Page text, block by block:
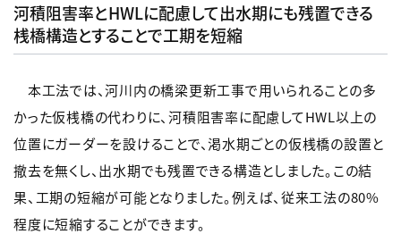
河積阻害率とHWLに配慮して出水期にも残置できる
桟橋構造とすることで工期を短縮
本工法では、河川内の橋梁更新工事で用いられることの多
かった仮桟橋の代わりに、河積阻害率に配慮してHWL以上の
位置にガーダーを設けることで、渇水期ごとの仮桟橋の設置と
撤去を無くし、出水期でも残置できる構造としました。この結
果、工期の短縮が可能となりました。例えば、従来工法の80%
程度に短縮することができます。